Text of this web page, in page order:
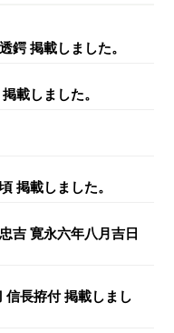
鍔 掲載しました。
載しました。
掲載しました。
吉 寛永六年八月吉日
信長拵付 掲載しまし